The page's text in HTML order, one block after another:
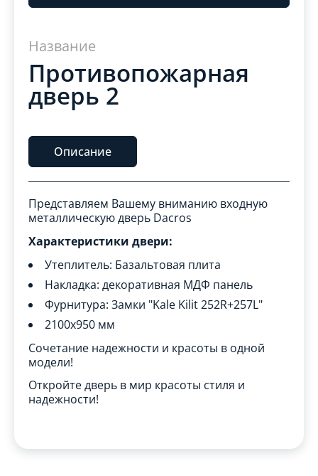
Название
Противопожарная
дверь 2
Описание
Представляем Вашему вниманию входную
металлическую дверь Dacros
Характеристики двери:
Утеплитель: Базальтовая плита
Накладка: декоративная МДФ панель
Фурнитура: Замки "Kale Kilit 252R+257L"
2100x950 мм
Сочетание надежности и красоты в одной
модели!
Откройте дверь в мир красоты стиля и
надежности!